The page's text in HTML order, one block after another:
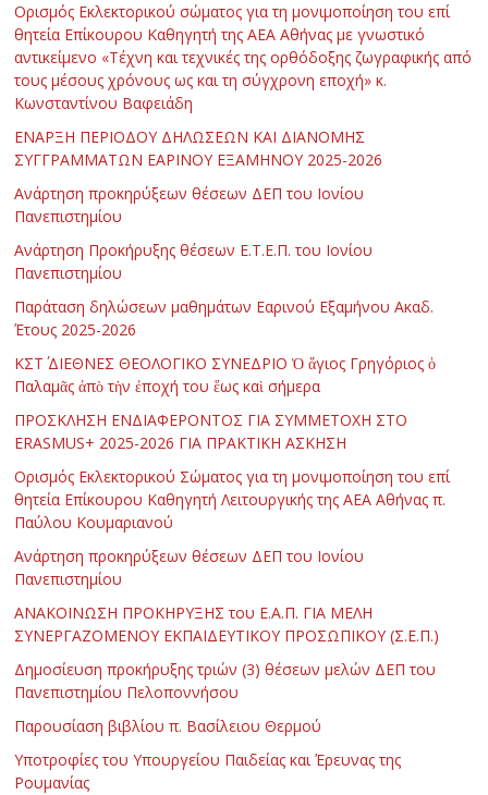
Ορισμός Εκλεκτορικού σώματος για τη μονιμοποίηση του επί
θητεία Επίκουρου Καθηγητή της ΑΕΑ Αθήνας με γνωστικό
αντικείμενο «Τέχνη και τεχνικές της ορθόδοξης ζωγραφικής από
τους μέσους χρόνους ως και τη σύγχρονη εποχή» κ.
Κωνσταντίνου Βαφειάδη
ΕΝΑΡΞΗ ΠΕΡΙΟΔΟΥ ΔΗΛΩΣΕΩΝ ΚΑΙ ΔΙΑΝΟΜΗΣ
ΣΥΓΓΡΑΜΜΑΤΩΝ ΕΑΡΙΝΟΥ ΕΞΑΜΗΝΟΥ 2025-2026
Ανάρτηση προκηρύξεων θέσεων ΔΕΠ του Ιονίου
Πανεπιστημίου
Ανάρτηση Προκήρυξης θέσεων Ε.Τ.Ε.Π. του Ιονίου
Πανεπιστημίου
Παράταση δηλώσεων μαθημάτων Εαρινού Εξαμήνου Ακαδ.
Έτους 2025-2026
ΚΣΤ΄ ΔΙΕΘΝΕΣ ΘΕΟΛΟΓΙΚΟ ΣΥΝΕΔΡΙΟ Ὁ ἅγιος Γρηγόριος ὁ
Παλαμᾶς ἀπὸ τὴν ἐποχή του ἕως καὶ σήμερα
ΠΡΟΣΚΛΗΣΗ ΕΝΔΙΑΦΕΡΟΝΤΟΣ ΓΙΑ ΣΥΜΜΕΤΟΧΗ ΣΤΟ
ERASMUS+ 2025-2026 ΓΙΑ ΠΡΑΚΤΙΚΗ ΑΣΚΗΣΗ
Ορισμός Εκλεκτορικού Σώματος για τη μονιμοποίηση του επί
θητεία Επίκουρου Καθηγητή Λειτουργικής της ΑΕΑ Αθήνας π.
Παύλου Κουμαριανού
Ανάρτηση προκηρύξεων θέσεων ΔΕΠ του Ιονίου
Πανεπιστημίου
ΑΝΑΚΟΙΝΩΣΗ ΠΡΟΚΗΡΥΞΗΣ του Ε.Α.Π. ΓΙΑ ΜΕΛΗ
ΣΥΝΕΡΓΑΖΟΜΕΝΟΥ ΕΚΠΑΙΔΕΥΤΙΚΟΥ ΠΡΟΣΩΠΙΚΟΥ (Σ.Ε.Π.)
Δημοσίευση προκήρυξης τριών (3) θέσεων μελών ΔΕΠ του
Πανεπιστημίου Πελοποννήσου
Παρουσίαση βιβλίου π. Βασίλειου Θερμού
Υποτροφίες του Υπουργείου Παιδείας και Έρευνας της
Ρουμανίας